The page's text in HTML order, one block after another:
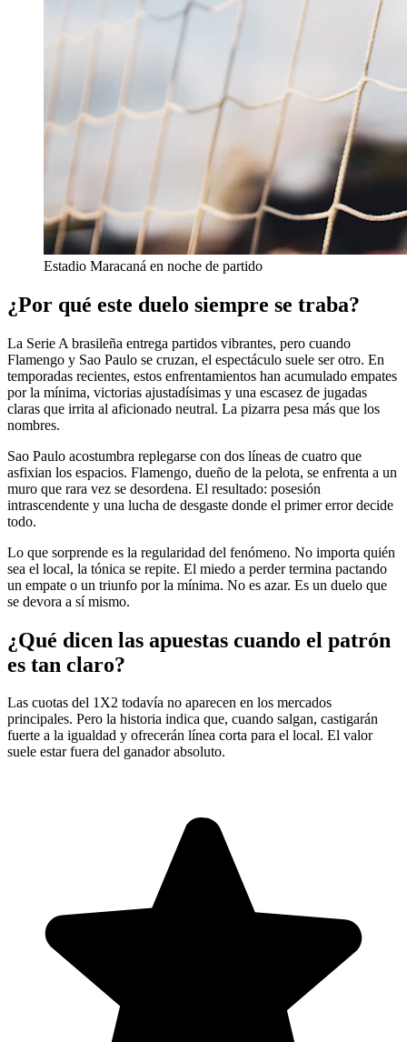
Estadio Maracaná en noche de partido
¿Por qué este duelo siempre se traba?
La Serie A brasileña entrega partidos vibrantes, pero cuando
Flamengo y Sao Paulo se cruzan, el espectáculo suele ser otro. En
temporadas recientes, estos enfrentamientos han acumulado empates
por la mínima, victorias ajustadísimas y una escasez de jugadas
claras que irrita al aficionado neutral. La pizarra pesa más que los
nombres.
Sao Paulo acostumbra replegarse con dos líneas de cuatro que
asfixian los espacios. Flamengo, dueño de la pelota, se enfrenta a un
muro que rara vez se desordena. El resultado: posesión
intrascendente y una lucha de desgaste donde el primer error decide
todo.
Lo que sorprende es la regularidad del fenómeno. No importa quién
sea el local, la tónica se repite. El miedo a perder termina pactando
un empate o un triunfo por la mínima. No es azar. Es un duelo que
se devora a sí mismo.
¿Qué dicen las apuestas cuando el patrón
es tan claro?
Las cuotas del 1X2 todavía no aparecen en los mercados
principales. Pero la historia indica que, cuando salgan, castigarán
fuerte a la igualdad y ofrecerán línea corta para el local. El valor
suele estar fuera del ganador absoluto.